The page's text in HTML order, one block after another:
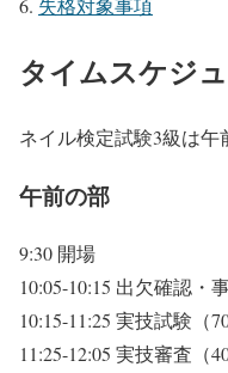
失格対象事項
タイムスケジ
ネイル検定試験3級は午
午前の部
9:30 開場
10:05-10:15 出欠確認・
10:15-11:25 実技試験（70
11:25-12:05 実技審査（40